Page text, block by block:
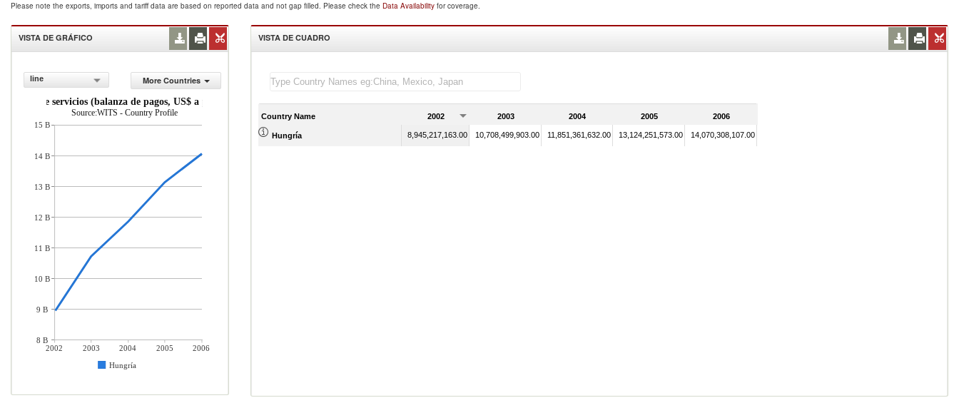
Please note the exports, imports and tariff data are based on reported data and not gap filled. Please check the Data Availability for coverage.
VISTA DE GRÁFICO
line
More Countries
de servicios (balanza de pagos, US$ a precios actuales)
Source:WITS - Country Profile
2002 2003 2004 2005
2006
Hungría
15 B
14 B
13 B
12 B
11 B
10 B
9 B
8 B
VISTA DE CUADRO
Country Name 2002 2003 2004 2005 2006
Hungría 8,945,217,163.00 10,708,499,903.00 11,851,361,632.00 13,124,251,573.00 14,070,308,107.00